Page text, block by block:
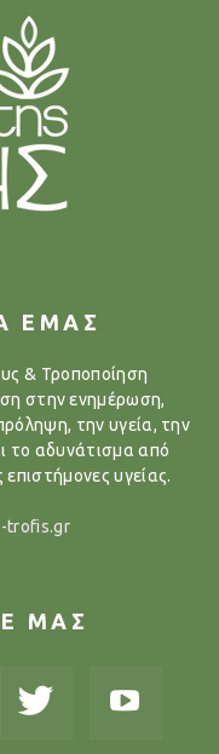
ΕΜΑΣ
& Τροποποίηση
στην ενημέρωση,
την υγεία, την
το αδυνάτισμα από
επιστήμονες υγείας.
trofis.gr
ΜΑΣ